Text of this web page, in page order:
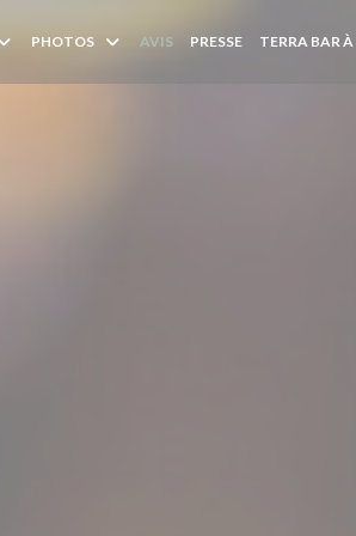
PHOTOS AVIS PRESSE TERRA BAR